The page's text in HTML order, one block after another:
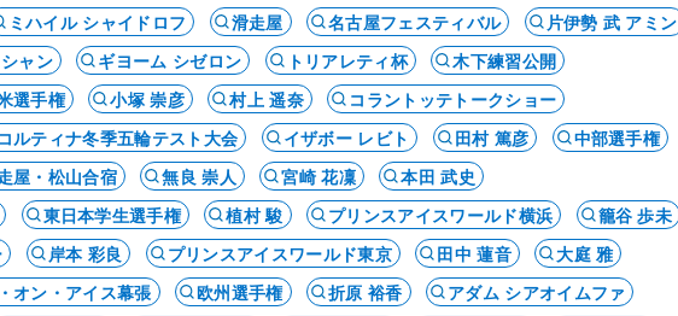
ミハイル シャイドロフ 滑走屋 名古屋フェスティバル
片伊勢 武 アミン
ャン ギヨーム シゼロン トリアレティ杯
木下練習公開
選手権 小塚 崇彦 村上 遥奈
コラントッテトークショー
ルティナ冬季五輪テスト大会 イザボー レビト 田村 篤彦
中部選手権
屋・松山合宿 無良 崇人 宮崎 花凜
本田 武史
東日本学生選手権 植村 駿 プリンスアイスワールド横浜
籠谷 歩未
岸本 彩良 プリンスアイスワールド東京 田中 蓮音
大庭 雅
オン・アイス幕張 欧州選手権 折原 裕香
アダム シアオイムファ